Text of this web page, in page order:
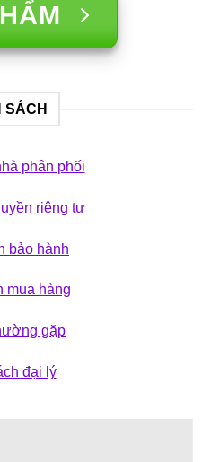
SÁCH
phân phối
riêng tư
bảo hành
mua hàng
gặp
đại lý